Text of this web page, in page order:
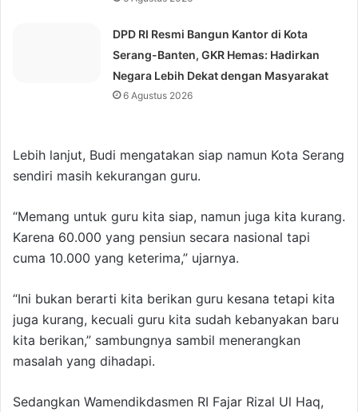
DPD RI Resmi Bangun Kantor di Kota
Serang-Banten, GKR Hemas: Hadirkan
Negara Lebih Dekat dengan Masyarakat
6 Agustus 2026
Lebih lanjut, Budi mengatakan siap namun Kota Serang
sendiri masih kekurangan guru.
“Memang untuk guru kita siap, namun juga kita kurang.
Karena 60.000 yang pensiun secara nasional tapi
cuma 10.000 yang keterima,” ujarnya.
“Ini bukan berarti kita berikan guru kesana tetapi kita
juga kurang, kecuali guru kita sudah kebanyakan baru
kita berikan,” sambungnya sambil menerangkan
masalah yang dihadapi.
Sedangkan Wamendikdasmen RI Fajar Rizal Ul Haq,